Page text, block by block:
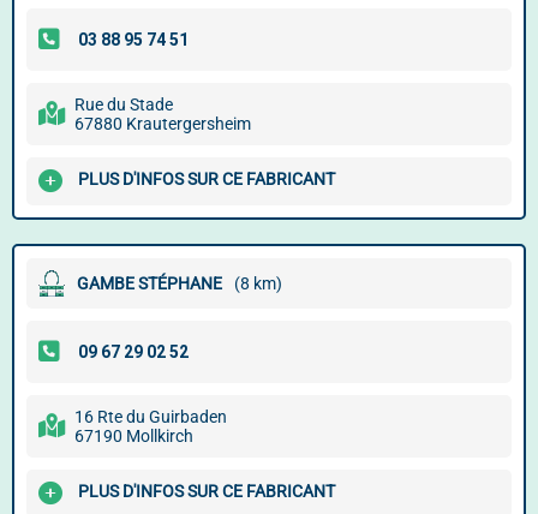
Rue du Stade
67880 Krautergersheim
PLUS D'INFOS SUR CE FABRICANT
GAMBE STÉPHANE (8 km)
16 Rte du Guirbaden
67190 Mollkirch
PLUS D'INFOS SUR CE FABRICANT